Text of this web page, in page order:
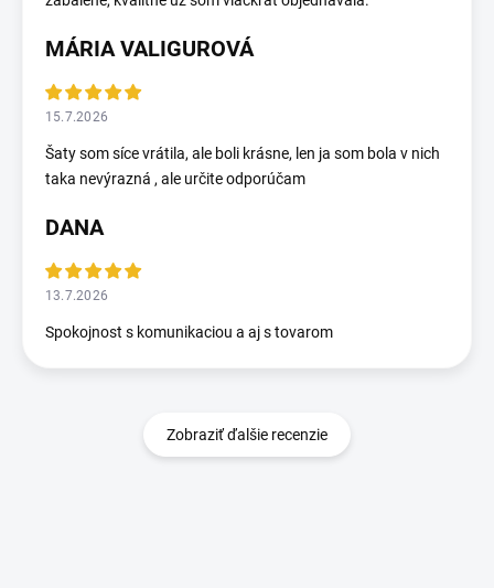
MÁRIA VALIGUROVÁ
15.7.2026
Šaty som síce vrátila, ale boli krásne, len ja som bola v nich
taka nevýrazná , ale určite odporúčam
DANA
13.7.2026
Spokojnost s komunikaciou a aj s tovarom
Zobraziť ďalšie recenzie